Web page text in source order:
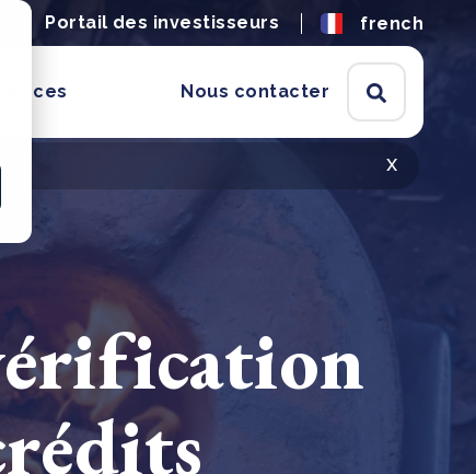
Portail des investisseurs french
Nous contacter
x